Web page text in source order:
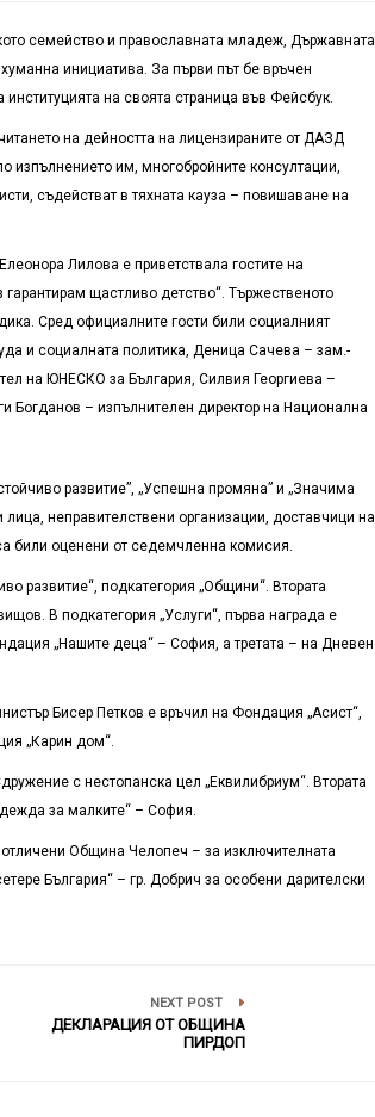
семейство и православната младеж, Държавната
инициатива. За първи път бе връчен
на своята страница във Фейсбук.
на дейността на лицензираните от ДАЗД
изпълнението им, многобройните консултации,
съдействат в тяхната кауза – повишаване на
Лилова е приветствала гостите на
щастливо детство“. Тържественото
Сред официалните гости били социалният
и социалната политика, Деница Сачева – зам.-
на ЮНЕСКО за България, Силвия Георгиева –
Богданов – изпълнителен директор на Национална
развитие”, „Успешна промяна” и „Значима
неправителствени организации, доставчици на
били оценени от седемчленна комисия.
развитие“, подкатегория „Общини“. Втората
В подкатегория „Услуги“, първа награда е
„Нашите деца“ – София, а третата – на Дневен
Бисер Петков е връчил на Фондация „Асист“,
„Карин дом“.
с нестопанска цел „Еквилибриум“. Втората
за малките“ – София.
Община Челопеч – за изключителната
България“ – гр. Добрич за особени дарителски
NEXT POST
ДЕКЛАРАЦИЯ ОТ ОБЩИНА
ПИРДОП